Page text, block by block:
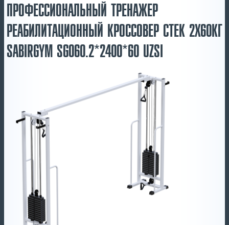
ПРОФЕССИОНАЛЬНЫЙ ТРЕНАЖЕР
РЕАБИЛИТАЦИОННЫЙ КРОССОВЕР СТЕК 2Х60КГ
SABIRGYM SG060.2*2400*60 UZSI